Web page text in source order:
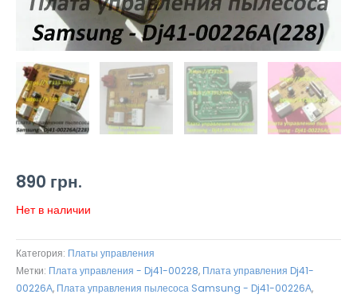
890 грн.
Нет в наличии
Категория: Платы управления
Метки: Плата управления - Dj41-00228, Плата управления Dj41-
00226А, Плата управления пылесоса Samsung - Dj41-00226А,